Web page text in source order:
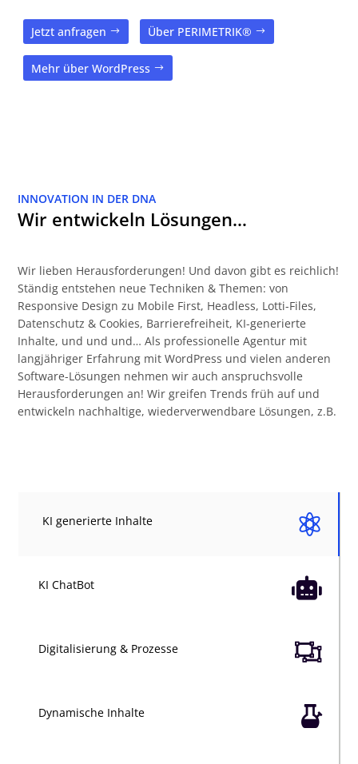
Jetzt anfragen Über PERIMETRIK®
Mehr über WordPress
INNOVATION IN DER DNA
Wir entwickeln Lösungen…
Wir lieben Herausforderungen! Und davon gibt es reichlich!
Ständig entstehen neue Techniken & Themen: von
Responsive Design zu Mobile First, Headless, Lotti-Files,
Datenschutz & Cookies, Barrierefreiheit, KI-generierte
Inhalte, und und und… Als professionelle Agentur mit
langjähriger Erfahrung mit WordPress und vielen anderen
Software-Lösungen nehmen wir auch anspruchsvolle
Herausforderungen an! Wir greifen Trends früh auf und
entwickeln nachhaltige, wiederverwendbare Lösungen, z.B.

KI generierte Inhalte

KI ChatBot

Digitalisierung & Prozesse

Dynamische Inhalte